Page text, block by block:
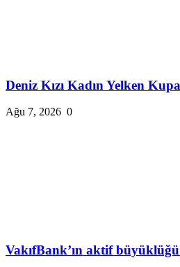
Deniz Kızı Kadın Yelken
Ağu 7, 2026 0
VakıfBank’ın aktif